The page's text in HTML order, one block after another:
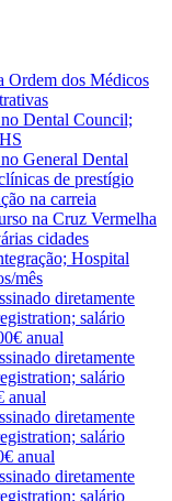
Ordem dos Médicos
Dental Council;
General Dental
de prestígio
na carreia
na Cruz Vermelha
cidades
Hospital
mês
diretamente
salário
anual
diretamente
salário
anual
diretamente
salário
anual
diretamente
salário